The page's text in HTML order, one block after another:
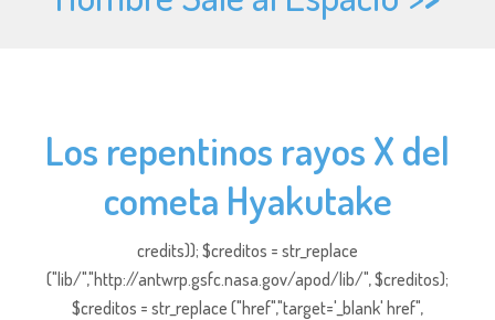
Los repentinos rayos X del
cometa Hyakutake
credits)); $creditos = str_replace
("lib/","http://antwrp.gsfc.nasa.gov/apod/lib/", $creditos);
$creditos = str_replace ("href","target='_blank' href",